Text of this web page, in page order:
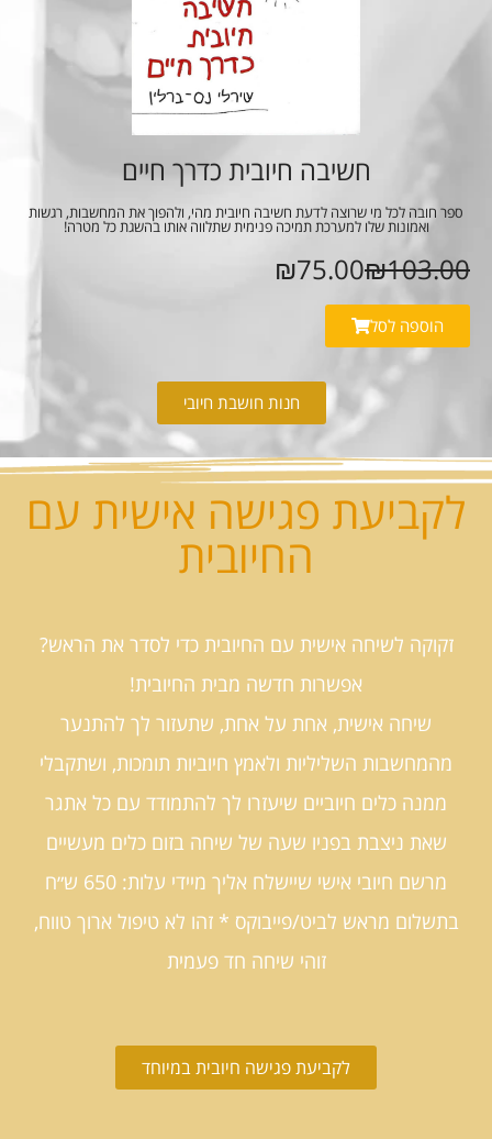
חשיבה חיובית כדרך חיים
ספר חובה לכל מי שרוצה לדעת חשיבה חיובית מהי, ולהפוך את המחשבות, רגשות
ואמונות שלו למערכת תמיכה פנימית שתלווה אותו בהשגת כל מטרה!
₪103.00
₪75.00
הוספה לסל
חנות חושבת חיובי
לקביעת פגישה אישית עם
החיובית
זקוקה לשיחה אישית עם החיובית כדי לסדר את הראש?
אפשרות חדשה מבית החיובית!
שיחה אישית, אחת על אחת, שתעזור לך להתנער
מהמחשבות השליליות ולאמץ חיוביות תומכות, ושתקבלי
ממנה כלים חיוביים שיעזרו לך להתמודד עם כל אתגר
שאת ניצבת בפניו שעה של שיחה בזום כלים מעשיים
מרשם חיובי אישי שיישלח אליך מיידי עלות: 650 ש״ח
בתשלום מראש לביט/פייבוקס * זהו לא טיפול ארוך טווח,
זוהי שיחה חד פעמית
לקביעת פגישה חיובית במיוחד